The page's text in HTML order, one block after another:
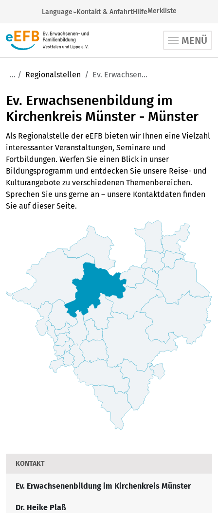
Language
Arabic
English
French
Spanish
Turkish
Ukrainian
Kontakt & AnfahrtHilfeMerkliste
MENÜ
Regionalstellen Ev. Erwachsenenbildung im Kirchenkreis Münster - Münster
Ev. Erwachsenenbildung im
Kirchenkreis Münster - Münster
Als Regionalstelle der eEFB bieten wir Ihnen eine Vielzahl
interessanter Veranstaltungen, Seminare und
Fortbildungen. Werfen Sie einen Blick in unser
Bildungsprogramm und entdecken Sie unsere Reise- und
Kulturangebote zu verschiedenen Themenbereichen.
Sprechen Sie uns gerne an – unsere Kontaktdaten finden
Sie auf dieser Seite.
KONTAKT
Ev. Erwachsenenbildung im Kirchenkreis Münster
Dr. Heike Plaß